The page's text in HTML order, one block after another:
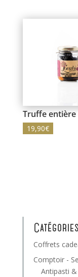
Truffe entière
19,90€
Coffrets
Comptoir -
Antipasti &